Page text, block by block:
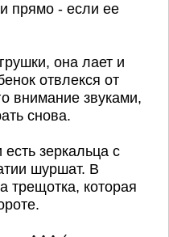
и прямо - если ее
она лает и
отвлекся от
внимание звуками,
снова.
зеркальца с
шуршат. В
трещотка, которая